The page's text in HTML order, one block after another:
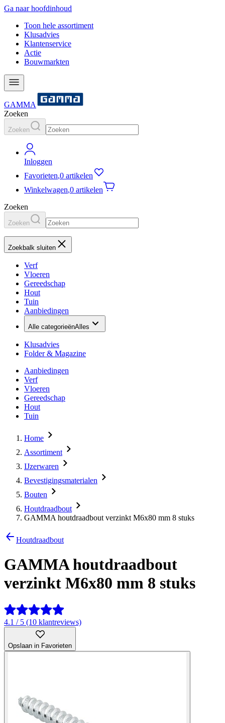
Ga naar hoofdinhoud
Toon hele assortiment
Klusadvies
Klantenservice
Actie
Bouwmarkten
GAMMA
Zoeken
Zoeken
Inloggen
Favorieten,0 artikelen
Winkelwagen,0 artikelen
Zoeken
Zoeken
Zoekbalk sluiten
Verf
Vloeren
Gereedschap
Hout
Tuin
Aanbiedingen
Alle categorieënAlles
Klusadvies
Folder & Magazine
Aanbiedingen
Verf
Vloeren
Gereedschap
Hout
Tuin
Home
Assortiment
IJzerwaren
Bevestigingsmaterialen
Bouten
Houtdraadbout
GAMMA houtdraadbout verzinkt M6x80 mm 8 stuks
Houtdraadbout
GAMMA houtdraadbout
verzinkt M6x80 mm 8 stuks
4.1 / 5 (10 klantreviews)
Opslaan in Favorieten